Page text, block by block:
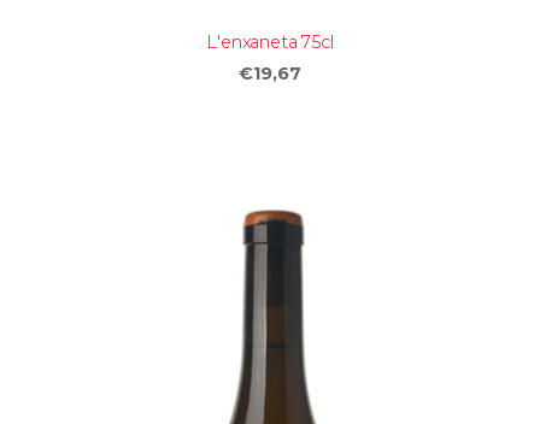
L'enxaneta 75cl
€19,67